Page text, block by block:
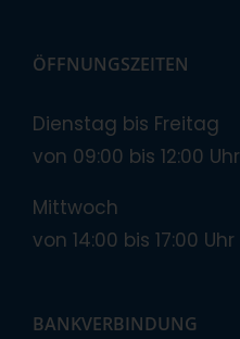
ÖFFNUNGSZEITEN
Dienstag bis Freitag
von 09:00 bis 12:00 Uhr
Mittwoch
von 14:00 bis 17:00 Uhr
BANKVERBINDUNG